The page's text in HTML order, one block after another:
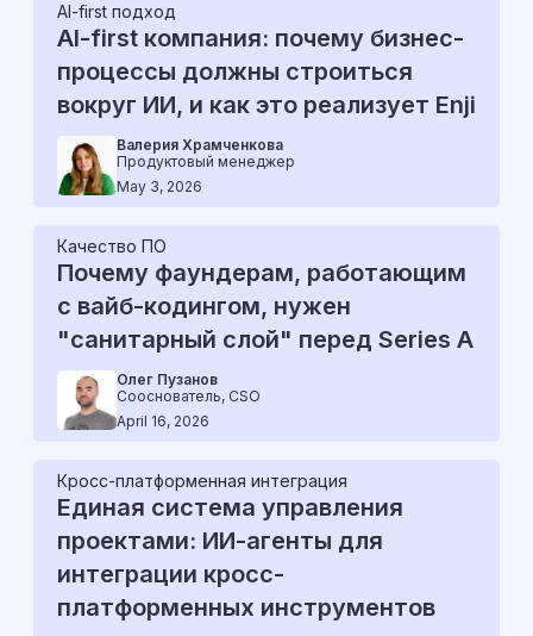
AI-first подход
AI-first компания: почему бизнес-
процессы должны строиться
вокруг ИИ, и как это реализует Enji
Валерия Храмченкова
Продуктовый менеджер
May 3, 2026
Качество ПО
Почему фаундерам, работающим
с вайб-кодингом, нужен
"санитарный слой" перед Series A
Олег Пузанов
Сооснователь, CSO
April 16, 2026
Кросс-платформенная интеграция
Единая система управления
проектами: ИИ-агенты для
интеграции кросс-
платформенных инструментов